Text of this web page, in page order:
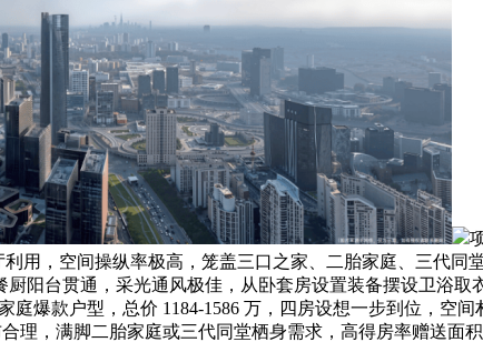
用，空间操纵率极高，笼盖三口之家、二胎家庭、三代
阳台贯通，采光通风极佳，从卧套房设置装备摆设卫浴
庭爆款户型，总价 1184-1586 万，四房设想一步到位，空
理，满脚二胎家庭或三代同堂栖身需求，高得房率赠送面